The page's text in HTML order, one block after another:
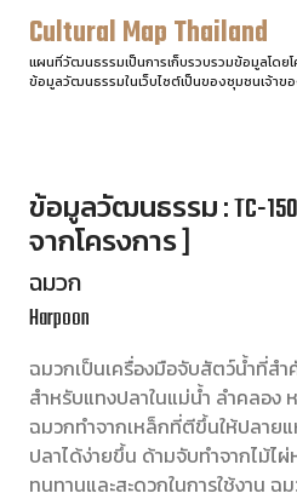
Cultural Map Thailand
แผนที่วัฒนธรรมเป็นการเก็บรวบรวมข้อมูลโดย
ข้อมูลวัฒนธรรมในเว็บไซต์เป็นของชุมชนเจ้า
ข้อมูลวัฒนธรรม : TC-
จากโครงการ ]
ฉมวก
Harpoon
ฉมวกเป็นเครื่องมือจับสัตว์น้ำที่ส
สำหรับแทงปลาในแม่น้ำ ลำคลอง
ฉมวกทำจากเหล็กที่ตีขึ้นให้ปลาย
ปลาได้ง่ายขึ้น ด้ามจับทำจากไม้ไผ่
ทนทานและสะดวกในการใช้งาน